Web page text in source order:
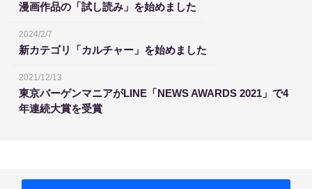
漫画作品の「試し読み」を始めました
2024/2/7
新カテゴリ「カルチャー」を始めました
2021/12/13
東京バーゲンマニアがLINE「NEWS AWARDS 2021」で4
年連続大賞を受賞